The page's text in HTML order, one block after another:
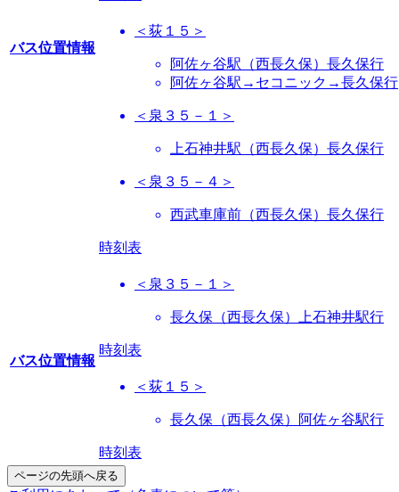
バス位置情報
＜荻１５＞
阿佐ヶ谷駅（西長久保）長久保行
阿佐ヶ谷駅→セコニック→長久保行
＜泉３５－１＞
上石神井駅（西長久保）長久保行
＜泉３５－４＞
西武車庫前（西長久保）長久保行
時刻表
バス位置情報
＜泉３５－１＞
長久保（西長久保）上石神井駅行
時刻表
＜荻１５＞
長久保（西長久保）阿佐ヶ谷駅行
時刻表
ページの先頭へ戻る